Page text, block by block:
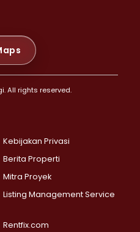
>
>
Selatan >
>
>
>
>
All rights reserved.
Kebijakan Privasi
Berita Properti
Mitra Proyek
Listing Management Service
Rentfix.com